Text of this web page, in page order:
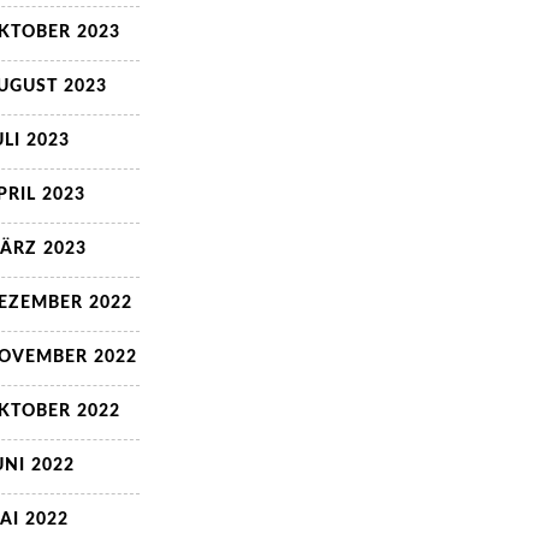
2023
2023
2023
2023
2023
2022
2022
2022
2022
2022